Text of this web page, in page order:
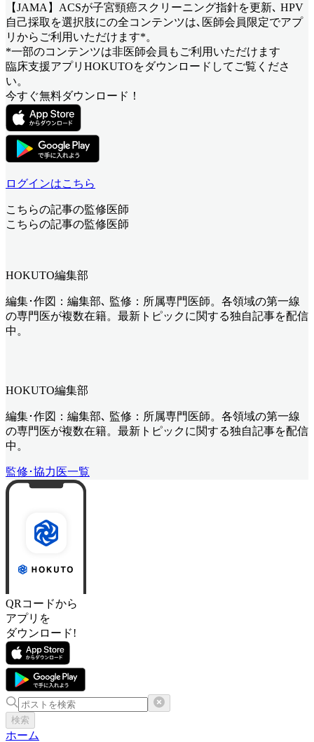
【JAMA】ACSが子宮頸癌スクリーニング指針を更新､ HPV
自己採取を選択肢にの全コンテンツは､医師会員限定でアプ
リからご利用いただけます*。
*一部のコンテンツは非医師会員もご利用いただけます
臨床支援アプリHOKUTOをダウンロードしてご覧くださ
い。
今すぐ無料ダウンロード！
ログインはこちら
こちらの記事の監修医師
こちらの記事の監修医師
HOKUTO編集部
編集･作図：編集部､ 監修：所属専門医師。各領域の第一線
の専門医が複数在籍。最新トピックに関する独自記事を配信
中。
HOKUTO編集部
編集･作図：編集部､ 監修：所属専門医師。各領域の第一線
の専門医が複数在籍。最新トピックに関する独自記事を配信
中。
監修･協力医一覧
QRコードから
アプリを
ダウンロード!
検索
ホーム